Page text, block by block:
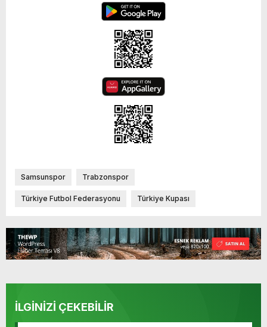
Samsunspor Trabzonspor
Türkiye Futbol Federasyonu Türkiye Kupası
İLGİNİZİ ÇEKEBİLİR